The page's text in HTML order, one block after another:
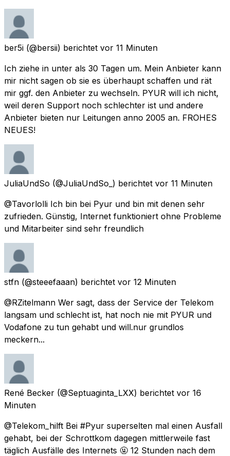
ber5i (@bersii) berichtet vor 11 Minuten
Ich ziehe in unter als 30 Tagen um. Mein Anbieter kann
mir nicht sagen ob sie es überhaupt schaffen und rät
mir ggf. den Anbieter zu wechseln. PYUR will ich nicht,
weil deren Support noch schlechter ist und andere
Anbieter bieten nur Leitungen anno 2005 an. FROHES
NEUES!
JuliaUndSo (@JuliaUndSo_) berichtet vor 11 Minuten
@Tavorlolli Ich bin bei Pyur und bin mit denen sehr
zufrieden. Günstig, Internet funktioniert ohne Probleme
und Mitarbeiter sind sehr freundlich
stfn (@steeefaaan) berichtet vor 12 Minuten
@RZitelmann Wer sagt, dass der Service der Telekom
langsam und schlecht ist, hat noch nie mit PYUR und
Vodafone zu tun gehabt und will.nur grundlos
meckern...
René Becker (@Septuaginta_LXX) berichtet vor 16
Minuten
@Telekom_hilft Bei #Pyur superselten mal einen Ausfall
gehabt, bei der Schrottkom dagegen mittlerweile fast
täglich Ausfälle des Internets 🤬 12 Stunden nach dem